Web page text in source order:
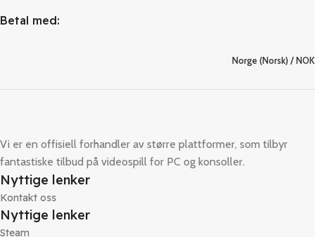
Betal med:
Norge (Norsk) / NOK
Vi er en offisiell forhandler av større plattformer, som tilbyr
fantastiske tilbud på videospill for PC og konsoller.
Nyttige lenker
Kontakt oss
Nyttige lenker
Steam